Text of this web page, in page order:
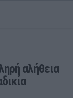
αλήθεια